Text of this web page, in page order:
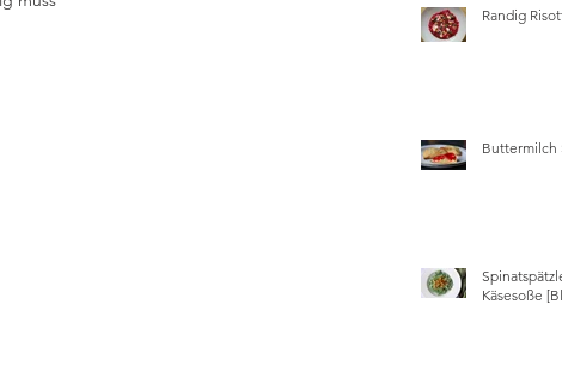
Randig
Buttermilch
Käsesoße